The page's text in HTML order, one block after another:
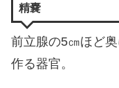
精嚢
前立腺の5㎝ほど
作る器官。